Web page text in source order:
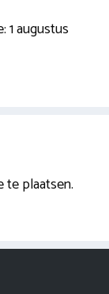
1 augustus
te plaatsen.